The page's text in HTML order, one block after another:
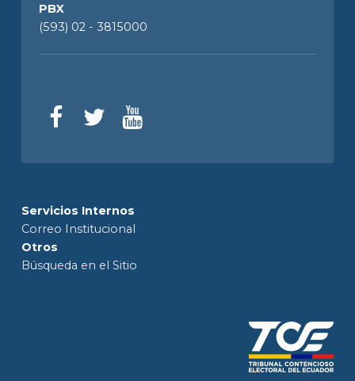
PBX
(593) 02 - 3815000
Servicios Internos
Correo Institucional
Otros
Búsqueda en el Sitio